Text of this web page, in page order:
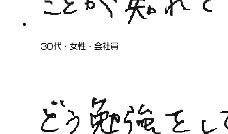
30代・女性・会社員